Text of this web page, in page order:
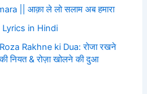
|| आक़ा ले लो सलाम अब हमारा
Lyrics in Hindi
Roza Rakhne ki Dua: रोजा रखने
नियत & रोज़ा खोलने की दुआ